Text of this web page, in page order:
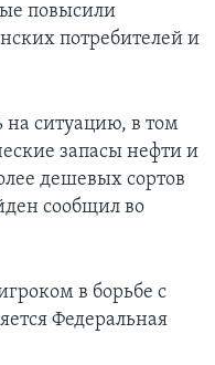
повысили
потребителей и
на ситуацию, в том
запасы нефти и
дешевых сортов
сообщил во
в борьбе с
Федеральная